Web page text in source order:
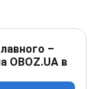
–
OBOZ.UA в